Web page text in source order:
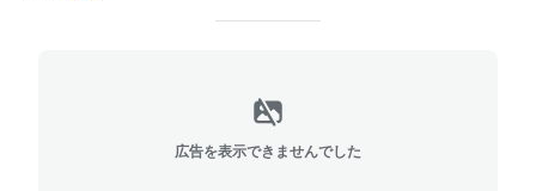
広告を表示できませんでした